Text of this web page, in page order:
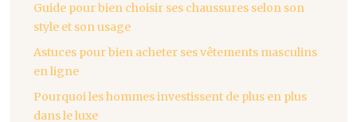
Guide pour bien choisir ses chaussures selon son
style et son usage
Astuces pour bien acheter ses vêtements masculins
en ligne
Pourquoi les hommes investissent de plus en plus
dans le luxe